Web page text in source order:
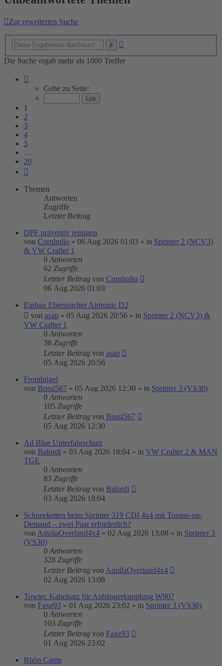
Zur erweiterten Suche
Die Suche ergab mehr als 1000 Treffer
von
Gehe zu Seite:
1
2
3
4
5
…
20
Themen
Antworten
Zugriffe
Letzter Beitrag
DPF präventiv reinigen
von Cornhulio » 06 Aug 2026 01:03 » in Sprinter 2 (NCV3)
& VW Crafter 1
0 Antworten
62 Zugriffe
Letzter Beitrag von Cornhulio
06 Aug 2026 01:03
Einbau Eberspächer Airtronic D2
von asap » 05 Aug 2026 20:56 » in Sprinter 2 (NCV3) &
VW Crafter 1
0 Antworten
38 Zugriffe
Letzter Beitrag von asap
05 Aug 2026 20:56
Frontbügel
von Bossi567 » 05 Aug 2026 12:30 » in Sprinter 3 (VS30)
0 Antworten
105 Zugriffe
Letzter Beitrag von Bossi567
05 Aug 2026 12:30
Ad Blue Unterfahrschutz
von Balordi » 03 Aug 2026 18:04 » in VW Crafter 2 & MAN
TGE
0 Antworten
83 Zugriffe
Letzter Beitrag von Balordi
03 Aug 2026 18:04
Schneeketten beim Sprinter 319 CDI 4x4 mit Torque-on-
Demand – zwei Paar erforderlich?
von AquilaOverland4x4 » 02 Aug 2026 13:08 » in Sprinter 3
(VS30)
0 Antworten
328 Zugriffe
Letzter Beitrag von AquilaOverland4x4
02 Aug 2026 13:08
Towtec Kabelsatz für Anhängerkupplung W907
von Faxe93 » 01 Aug 2026 23:02 » in Sprinter 3 (VS30)
0 Antworten
103 Zugriffe
Letzter Beitrag von Faxe93
01 Aug 2026 23:02
Rhön Camp